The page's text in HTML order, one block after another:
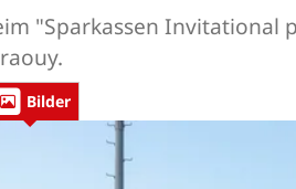
"Sparkassen Invitational
Bilder